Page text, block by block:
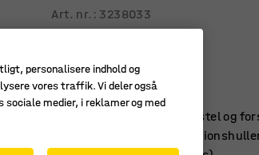
Art. nr. : 3238033
Højeste kvalitet
Alsidigt
Smårumsskab med bænkstel og
gummidæmpning.
personalisere indhold og
vores traffik. Vi deler også
sociale medier, i reklamer og med